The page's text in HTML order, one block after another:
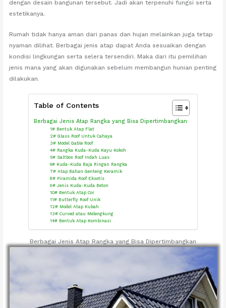
dengan desain bangunan tersebut. Jadi akan terpenuhi fungsi serta
estetikanya.
Rumah tidak hanya aman dari panas dan hujan melainkan juga tetap
nyaman dilihat. Berbagai jenis atap dapat Anda sesuaikan dengan
kondisi lingkungan serta selera tersendiri. Maka dari itu pemilihan
jenis mana yang akan digunakan sebelum membangun hunian penting
dilakukan.
Table of Contents
Berbagai Jenis Atap Rangka yang Bisa Dipertimbangkan
1# Bentuk Atap Flat
2# Glass Roof Untuk Cahaya
3# Model Gable Roof
4# Rangka Kuda-Kuda Kayu Kokoh
5# Saltbox Roof Indah Luas
6# Kuda-Kuda Baja Ringan Rangka
7# Atap Bahan Genteng Keramik
8# Piramida Roof Eksotis
9# Jenis Kuda-Kuda Beton
10# Bentuk Atap Cor
11# Butterfly Roof Unik
12# Model Atap Kubah
13# Curved atau Melengkung
14# Bentuk Atap Kombinasi
Berbagai Jenis Atap Rangka yang Bisa Dipertimbangkan